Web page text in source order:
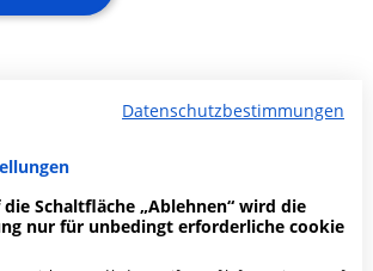
Datenschutzbestimmungen
Schaltfläche „Ablehnen“ wird die
nur für unbedingt erforderliche cookie